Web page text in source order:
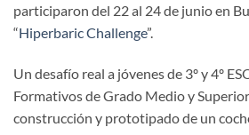
participaron del 22 al 24 de junio en
“Hiperbaric Challenge”.
Un desafío real a jóvenes de 3º y 4º
Formativos de Grado Medio y
construcción y prototipado de un